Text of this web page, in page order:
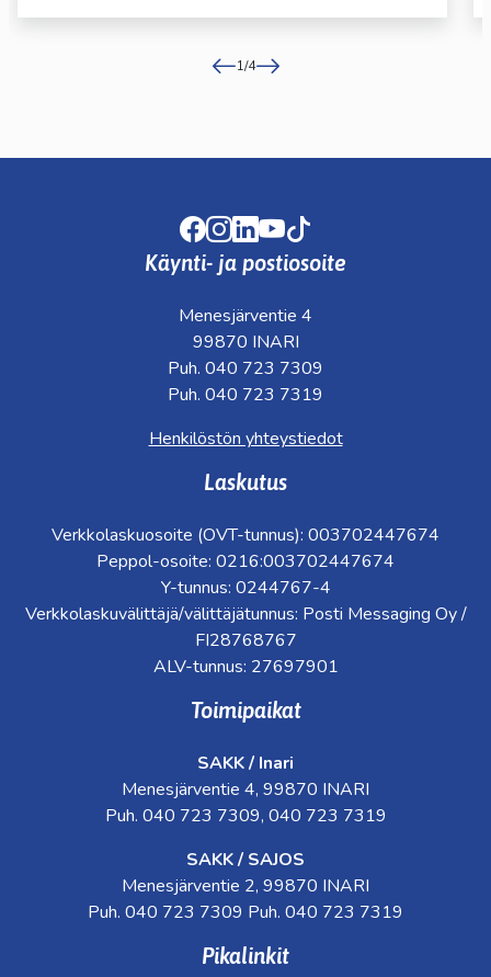
1/4
Facebook
Instagram
LinkedIn
Youtube
Käynti- ja postiosoite
Menesjärventie 4
99870 INARI
Puh. 040 723 7309
Puh. 040 723 7319
Henkilöstön yhteystiedot
Laskutus
Verkkolaskuosoite (OVT-tunnus): 003702447674
Peppol-osoite: 0216:003702447674
Y-tunnus: 0244767-4
Verkkolaskuvälittäjä/välittäjätunnus: Posti Messaging Oy /
FI28768767
ALV-tunnus: 27697901
Toimipaikat
SAKK / Inari
Menesjärventie 4, 99870 INARI
Puh. 040 723 7309, 040 723 7319
SAKK / SAJOS
Menesjärventie 2, 99870 INARI
Puh. 040 723 7309 Puh. 040 723 7319
Pikalinkit